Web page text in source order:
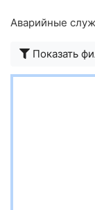
Аварийные
Показать